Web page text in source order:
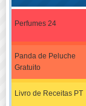
Perfumes 24
Panda de Peluche
Gratuito
Livro de Receitas PT